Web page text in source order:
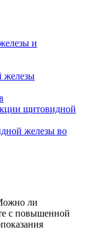
и
железы
щитовидной
железы во
ли
с повышенной